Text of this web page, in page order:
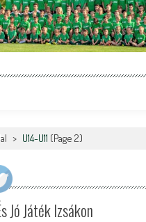
> U14-U11 (Page 2)
Jó Játék Izsákon